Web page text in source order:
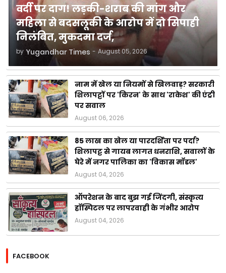
वर्दी पर दाग! लड़की-शराब की मांग और
महिला से बदसलूकी के आरोप में दो सिपाही
निलंबित, मुकदमा दर्ज,
by Yugandhar Times - August 05, 2026
नाम में खेल या नियमों से खिलवाड़? सरकारी
शिलापट्टों पर 'किरन' के साथ 'राकेश' की एंट्री
पर सवाल
August 06, 2026
85 लाख का खेल या पारदर्शिता पर पर्दा?
शिलापट्ट से गायब लागत धनराशि, सवालों के
घेरे में नगर पालिका का 'विकास मॉडल'
August 04, 2026
ऑपरेशन के बाद बुझ गई जिंदगी, संस्कृत्य
हॉस्पिटल पर लापरवाही के गंभीर आरोप
August 04, 2026
FACEBOOK